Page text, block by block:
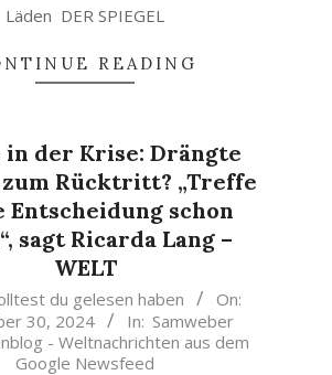
Läden DER SPIEGEL
READING
in der Krise: Drängte
zum Rücktritt? „Treffe
Entscheidung schon
sagt Ricarda Lang –
WELT
du gelesen haben
On:
30, 2024
In: Samweber
- Weltnachrichten aus dem
Google Newsfeed